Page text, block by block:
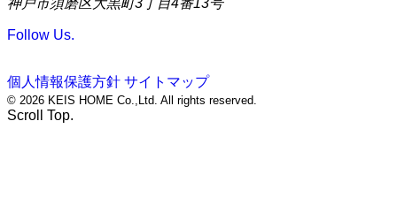
Follow Us.
個人情報保護方針 サイトマップ
© 2026 KEIS HOME Co.,Ltd. All rights reserved.
Scroll Top.